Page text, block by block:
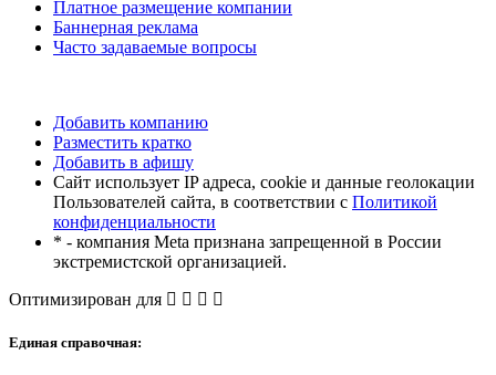
Платное размещение компании
Баннерная реклама
Часто задаваемые вопросы
Добавить компанию
Разместить кратко
Добавить в афишу
Сайт использует IP адреса, cookie и данные геолокации
Пользователей сайта, в соответствии с Политикой
конфиденциальности
* - компания Meta признана запрещенной в России
экстремистской организацией.
Оптимизирован для
Единая справочная: